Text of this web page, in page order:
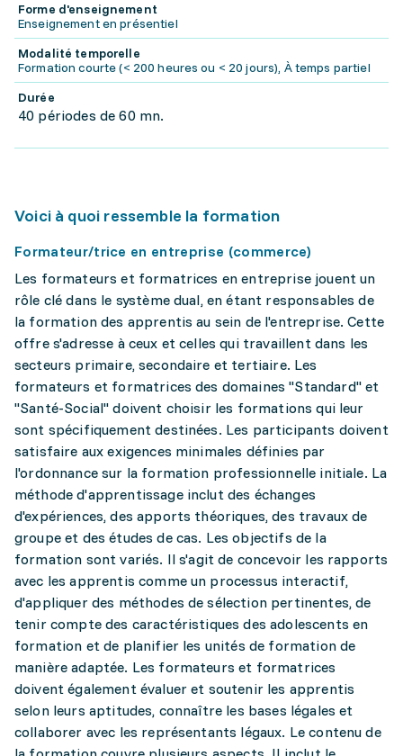
Forme d'enseignement
Enseignement en présentiel
Modalité temporelle
Formation courte (< 200 heures ou < 20 jours), À temps partiel
Durée
40 périodes de 60 mn.
Voici à quoi ressemble la formation
Formateur/trice en entreprise (commerce)
Les formateurs et formatrices en entreprise jouent un
rôle clé dans le système dual, en étant responsables de
la formation des apprentis au sein de l'entreprise. Cette
offre s'adresse à ceux et celles qui travaillent dans les
secteurs primaire, secondaire et tertiaire. Les
formateurs et formatrices des domaines "Standard" et
"Santé-Social" doivent choisir les formations qui leur
sont spécifiquement destinées. Les participants doivent
satisfaire aux exigences minimales définies par
l'ordonnance sur la formation professionnelle initiale. La
méthode d'apprentissage inclut des échanges
d'expériences, des apports théoriques, des travaux de
groupe et des études de cas. Les objectifs de la
formation sont variés. Il s'agit de concevoir les rapports
avec les apprentis comme un processus interactif,
d'appliquer des méthodes de sélection pertinentes, de
tenir compte des caractéristiques des adolescents en
formation et de planifier les unités de formation de
manière adaptée. Les formateurs et formatrices
doivent également évaluer et soutenir les apprentis
selon leurs aptitudes, connaître les bases légales et
collaborer avec les représentants légaux. Le contenu de